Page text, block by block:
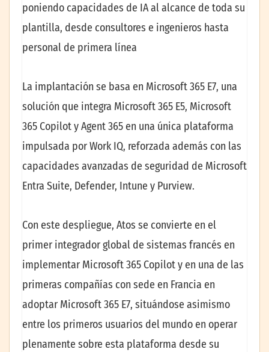
poniendo capacidades de IA al alcance de toda su
plantilla, desde consultores e ingenieros hasta
personal de primera línea
La implantación se basa en Microsoft 365 E7, una
solución que integra Microsoft 365 E5, Microsoft
365 Copilot y Agent 365 en una única plataforma
impulsada por Work IQ, reforzada además con las
capacidades avanzadas de seguridad de Microsoft
Entra Suite, Defender, Intune y Purview.
Con este despliegue, Atos se convierte en el
primer integrador global de sistemas francés en
implementar Microsoft 365 Copilot y en una de las
primeras compañías con sede en Francia en
adoptar Microsoft 365 E7, situándose asimismo
entre los primeros usuarios del mundo en operar
plenamente sobre esta plataforma desde su